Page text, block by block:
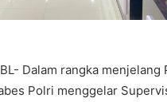
Dalam rangka menjelang
Polri menggelar